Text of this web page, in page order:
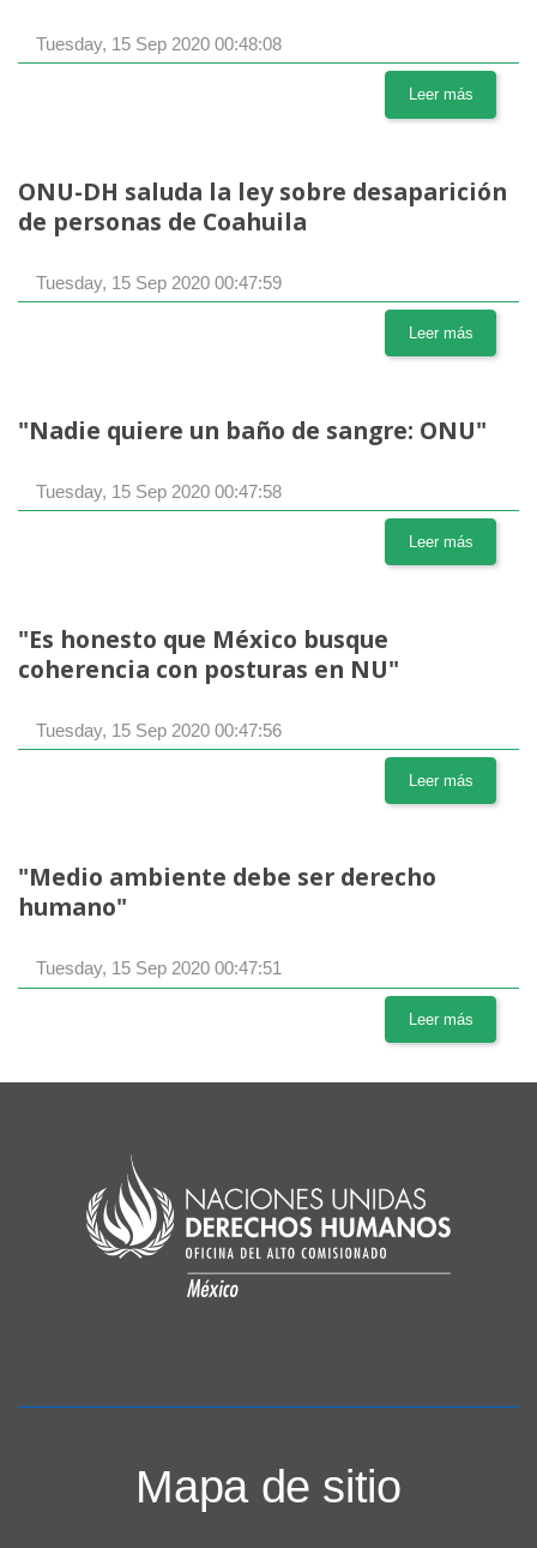
Tuesday, 15 Sep 2020 00:48:08
Leer más
ONU-DH saluda la ley sobre desaparición
de personas de Coahuila
Tuesday, 15 Sep 2020 00:47:59
Leer más
"Nadie quiere un baño de sangre: ONU"
Tuesday, 15 Sep 2020 00:47:58
Leer más
"Es honesto que México busque
coherencia con posturas en NU"
Tuesday, 15 Sep 2020 00:47:56
Leer más
"Medio ambiente debe ser derecho
humano"
Tuesday, 15 Sep 2020 00:47:51
Leer más
Mapa de sitio